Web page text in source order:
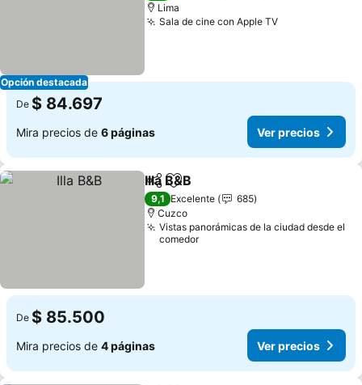
Opción destacada
Lima
Sala de cine con Apple TV
De $ 84.697
Mira precios de 6 páginas Ver precios
CompartirAgregar a favoritos
Illa B&B
9,1 Excelente
685
Cuzco
Vistas panorámicas de la ciudad desde el
comedor
De $ 85.500
Mira precios de 4 páginas Ver precios